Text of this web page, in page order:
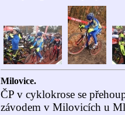
Milovice.
ČP v cyklokrose se
závodem v Milovicích u